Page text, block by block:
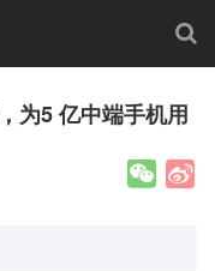
为5 亿中端手机用